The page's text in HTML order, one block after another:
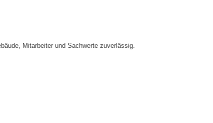
Mitarbeiter und Sachwerte zuverlässig.